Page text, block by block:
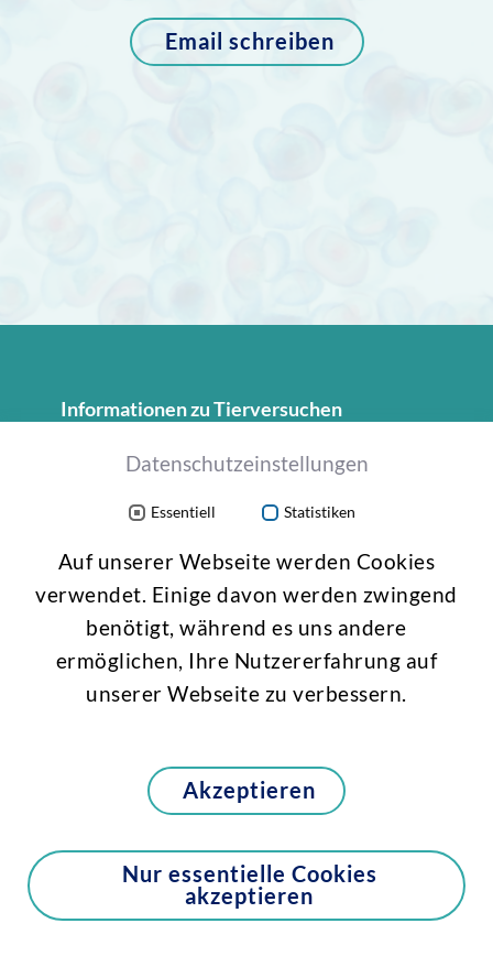
Email schreiben
Informationen zu Tierversuchen
Tierversuche verstehen
FAQ
Forenregeln
Social Media
Twitter
gefördert vom
Datenschutzeinstellungen
Essentiell Statistiken
Auf unserer Webseite werden Cookies
verwendet. Einige davon werden zwingend
benötigt, während es uns andere
ermöglichen, Ihre Nutzererfahrung auf
unserer Webseite zu verbessern.
Akzeptieren
Nur essentielle Cookies
akzeptieren